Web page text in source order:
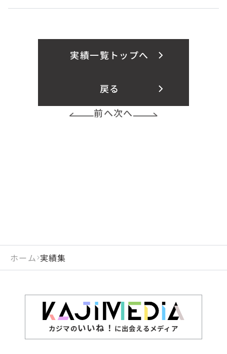
実績一覧トップへ
戻る
前へ次へ
ホーム 実績集
カジマのいいね！ に出会えるメディア